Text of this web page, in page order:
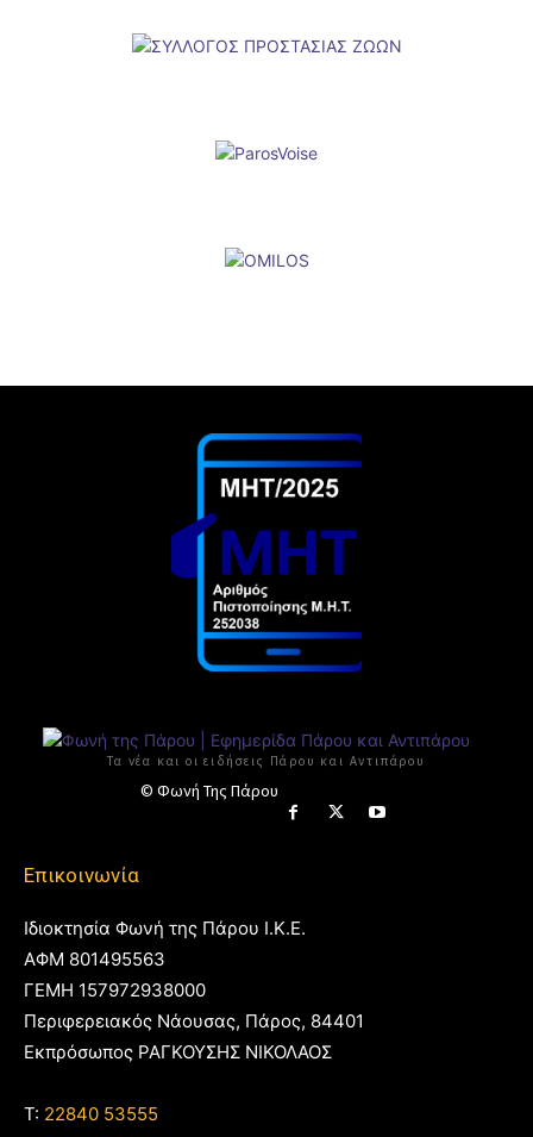
Τα νέα και οι ειδήσεις Πάρου και Αντιπάρου
© Φωνή Της Πάρου
Επικοινωνία
Ιδιοκτησία Φωνή της Πάρου Ι.Κ.Ε.
ΑΦΜ 801495563
ΓΕΜΗ 157972938000
Περιφερειακός Νάουσας, Πάρος, 84401
Εκπρόσωπος ΡΑΓΚΟΥΣΗΣ ΝΙΚΟΛΑΟΣ
T: 22840 53555